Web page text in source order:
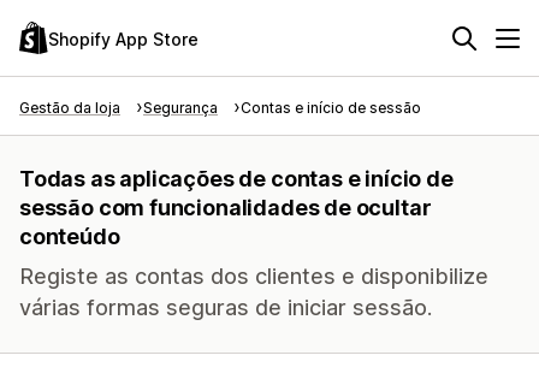
Shopify App Store
Gestão da loja Segurança Contas e início de sessão
Todas as aplicações de contas e início de
sessão com funcionalidades de ocultar
conteúdo
Registe as contas dos clientes e disponibilize
várias formas seguras de iniciar sessão.